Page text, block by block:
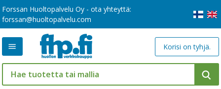
Forssan Huoltopalvelu Oy - ota yhteyttä:
forssan@huoltopalvelu.com
Korisi on tyhjä.